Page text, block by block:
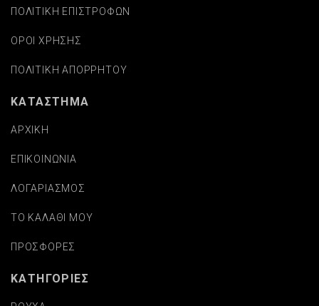
ΠΟΛΙΤΙΚΗ ΕΠΙΣΤΡΟΦΩΝ
ΟΡΟΙ ΧΡΗΣΗΣ
ΠΟΛΙΤΙΚΗ ΑΠΟΡΡΗΤΟΥ
ΚΑΤΑΣΤΗΜΑ
ΑΡΧΙΚΗ
ΕΠΙΚΟΙΝΩΝΙΑ
ΛΟΓΑΡΙΑΣΜΟΣ
ΤΟ ΚΑΛΑΘΙ ΜΟΥ
ΠΡΟΣΦΟΡΕΣ
ΚΑΤΗΓΟΡΙΕΣ